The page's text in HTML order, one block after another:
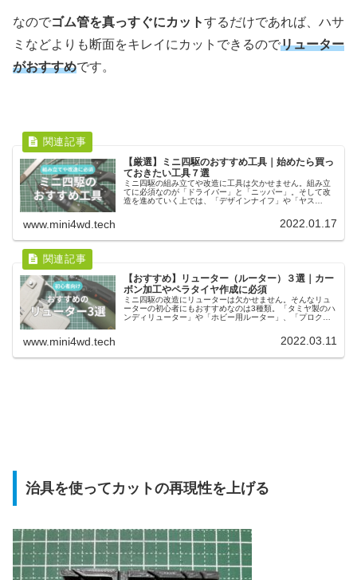
なのでゴム管を真っすぐにカットするだけであれば、ハサ
ミなどよりも断面をキレイにカットできるのでリューター
がおすすめです。
【厳選】ミニ四駆のおすすめ工具｜始めたら買っ
ておきたい工具７選
ミニ四駆の組み立てや改造に工具は欠かせません。組み立
てに必須なのが「ドライバー」と「ニッパー」。そして改
造を進めていく上では、「デザインナイフ」や「ヤス
www.mini4wd.tech 2022.01.17
【おすすめ】リューター（ルーター）３選｜カー
ボン加工やペラタイヤ作成に必須
ミニ四駆の改造にリューターは欠かせません。そんなリュ
ーターの初心者にもおすすめなのは3種類。「タミヤ製のハ
ンディリューター」や「ホビー用ルーター」、「プロクソ
www.mini4wd.tech 2022.03.11
治具を使ってカットの再現性を上げる